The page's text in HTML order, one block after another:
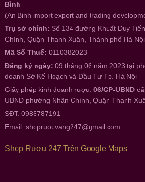
Bình
(An Binh import export and trading
Trụ sở chính: Số 134 đường Khuất Duy
Chính, Quận Thanh Xuân, Thành phố Hà
Mã Số Thuế: 0110382023
Đăng ký ngày: 09 tháng 06 năm 2023 tại
doanh Sở Kế Hoạch và Đầu Tư Tp. Hà Nội
Giấy phép kinh doanh rượu: 06/GP-UBND
UBND phường Nhân Chính, Quận Thanh
SĐT: 0985787191
Email: shopruouvang247@gmail.com
Shop Rượu 247 Trên Google Maps